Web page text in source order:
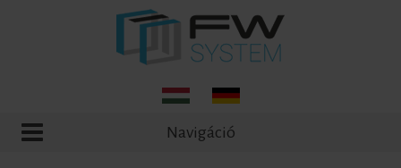
Navigáció